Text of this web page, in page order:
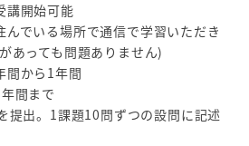
開始可能
でいる場所で通信で学習いただき
あっても問題ありません)
から1年間
間まで
出。1課題10問ずつの設問に記述